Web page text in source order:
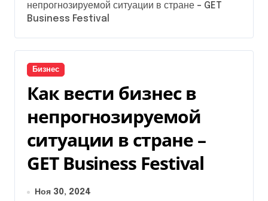
непрогнозируемой ситуации в стране – GET
Business Festival
Бизнес
Как вести бизнес в
непрогнозируемой
ситуации в стране –
GET Business Festival
Ноя 30, 2024